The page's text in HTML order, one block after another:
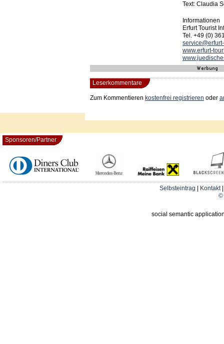
Text: Claudia
Informationen
Erfurt Tourist
Tel. +49 (0)
www.erfurt-
Leserkommentare
Zum Kommentieren kostenfrei registrieren oder
Sponsoren/Partner
Selbsteintrag Kontakt
©
social semantic